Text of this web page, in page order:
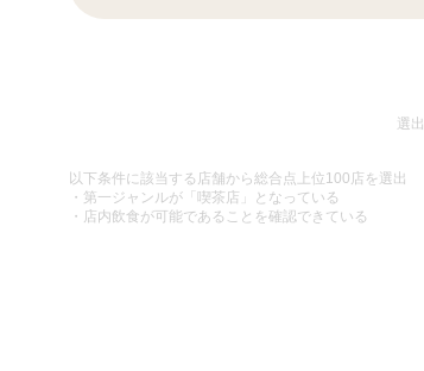
選
以下条件に該当する店舗から総合点上位100店を選出
・第一ジャンルが「喫茶店」となっている
・店内飲食が可能であることを確認できている